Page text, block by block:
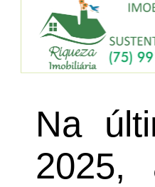
Na
2025,